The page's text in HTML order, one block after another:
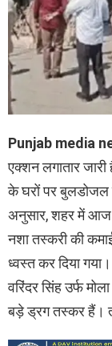
Punjab media
एक्शन लगातार
के घरों पर बुलडोजल
अनुसार, शहर में आज
नशा तस्करी की
ध्वस्त कर दिया
वरिंदर सिंह उर्फ
बड़े ड्रग तस्कर हैं।